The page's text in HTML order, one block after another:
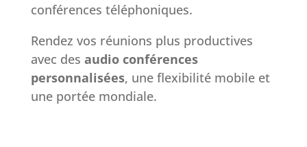
conférences téléphoniques.
Rendez vos réunions plus productives
avec des audio conférences
personnalisées, une flexibilité mobile et
une portée mondiale.